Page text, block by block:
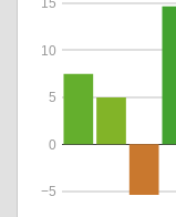
−5
0
5
10
15